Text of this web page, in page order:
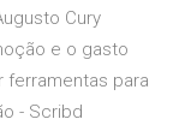
Cury
e o gasto
ferramentas para
- Scribd